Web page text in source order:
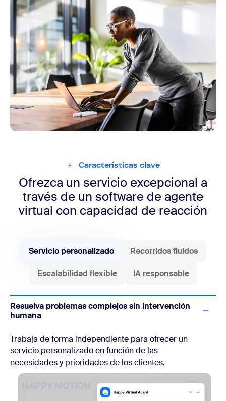
Características clave
Ofrezca un servicio excepcional a
través de un software de agente
virtual con capacidad de reacción
Servicio personalizado Recorridos fluidos
Escalabilidad flexible IA responsable
Resuelva problemas complejos sin intervención
humana
Trabaja de forma independiente para ofrecer un
servicio personalizado en función de las
necesidades y prioridades de los clientes.